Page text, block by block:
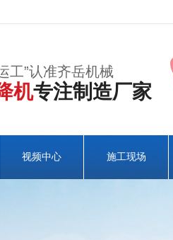
工”认准齐岳机械
机专注制造厂家
视频中心 施工现场